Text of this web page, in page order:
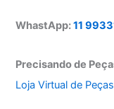
WhastApp:11
Precisando de
Loja Virtual de